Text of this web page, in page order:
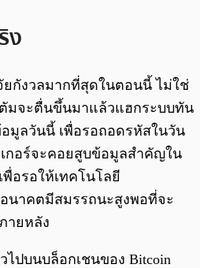
ง
กังวลมากที่สุดในตอนนี้ ไม่ใช่
มจะตื่นขึ้นมาแล้วแฮกระบบทัน
มูลวันนี้ เพื่อรอถอดรหัสในวัน
กอร์จะคอยสูบข้อมูลสำคัญใน
พื่อรอให้เทคโนโลยี
นาคตมีสมรรถนะสูงพอที่จะ
ายหลัง
ปบนบล็อกเชนของ Bitcoin